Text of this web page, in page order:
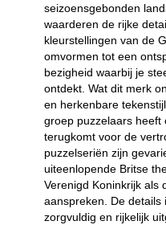
seizoensgebonden
waarderen de rijke
kleurstellingen van de
omvormen tot een
bezigheid waarbij je
ontdekt. Wat dit merk
en herkenbare
groep puzzelaars heeft
terugkomt voor de
puzzelseriën zijn
uiteenlopende Britse
Verenigd Koninkrijk als
aanspreken. De details
zorgvuldig en rijkelijk